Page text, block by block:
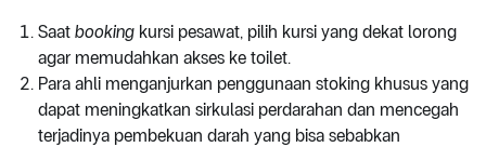
Saat booking kursi pesawat, pilih kursi yang dekat lorong
agar memudahkan akses ke toilet.
Para ahli menganjurkan penggunaan stoking khusus yang
dapat meningkatkan sirkulasi perdarahan dan mencegah
terjadinya pembekuan darah yang bisa sebabkan